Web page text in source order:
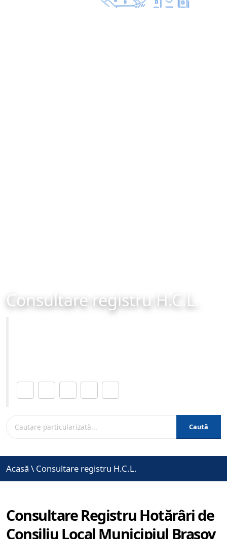
Consultare registru H.C.L.
Caută
Acasă \ Consultare registru H.C.L.
Consultare Registru Hotărâri de
Consiliu Local Municipiul Brașov